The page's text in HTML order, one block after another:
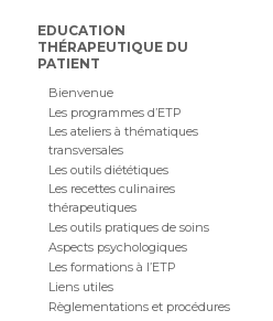
EDUCATION
THÉRAPEUTIQUE DU
PATIENT
Bienvenue
Les programmes d’ETP
Les ateliers à thématiques
transversales
Les outils diététiques
Les recettes culinaires
thérapeutiques
Les outils pratiques de soins
Aspects psychologiques
Les formations à l’ETP
Liens utiles
Règlementations et procédures